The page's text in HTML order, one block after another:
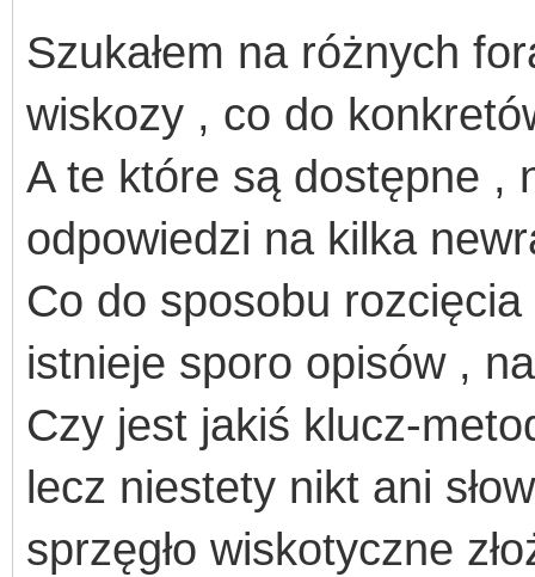
Szukałem na różnych
wiskozy , co do
A te które są dostępne ,
odpowiedzi na kilka
Co do sposobu
istnieje sporo opisów ,
Czy jest jakiś klucz-
ecz niestety nikt ani
sprzęgło wiskotyczne